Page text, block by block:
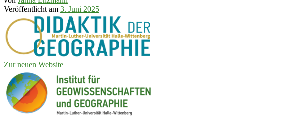
Veröffentlicht am 3. Juni 2025
Zur neuen Website